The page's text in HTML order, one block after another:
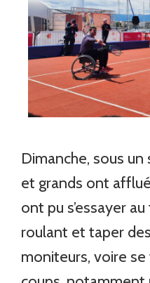
Dimanche, sous
et grands ont
ont pu s’essayer
roulant et taper
moniteurs, voire